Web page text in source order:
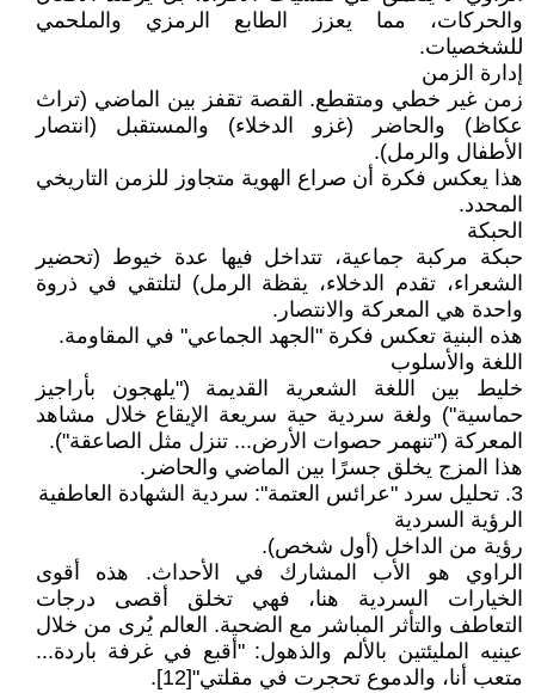
والحركات، مما يعزز الطابع الرمزي والملحمي
للشخصيات.
إدارة الزمن
زمن غير خطي ومتقطع. القصة تقفز بين الماضي (تراث
عكاظ) والحاضر (غزو الدخلاء) والمستقبل (انتصار
الأطفال والرمل).
هذا يعكس فكرة أن صراع الهوية متجاوز للزمن التاريخي
المحدد.
الحبكة
حبكة مركبة جماعية، تتداخل فيها عدة خيوط (تحضير
الشعراء، تقدم الدخلاء، يقظة الرمل) لتلتقي في ذروة
واحدة هي المعركة والانتصار.
هذه البنية تعكس فكرة "الجهد الجماعي" في المقاومة.
اللغة والأسلوب
خليط بين اللغة الشعرية القديمة ("يلهجون بأراجيز
حماسية") ولغة سردية حية سريعة الإيقاع خلال مشاهد
المعركة ("تنهمر حصوات الأرض... تنزل مثل الصاعقة").
هذا المزج يخلق جسرًا بين الماضي والحاضر.
3. تحليل سرد "عرائس العتمة": سردية الشهادة العاطفية
الرؤية السردية
رؤية من الداخل (أول شخص).
الراوي هو الأب المشارك في الأحداث. هذه أقوى
الخيارات السردية هنا، فهي تخلق أقصى درجات
التعاطف والتأثر المباشر مع الضحية. العالم يُرى من خلال
عينيه المليئتين بالألم والذهول: "أقبع في غرفة باردة...
متعب أنا، والدموع تحجرت في مقلتي"[12].